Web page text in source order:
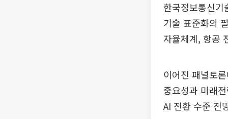
한국정보통신기
기술 표준화의
자율체계, 항공
이어진 패널토
중요성과 미래
AI 전환 수준 전